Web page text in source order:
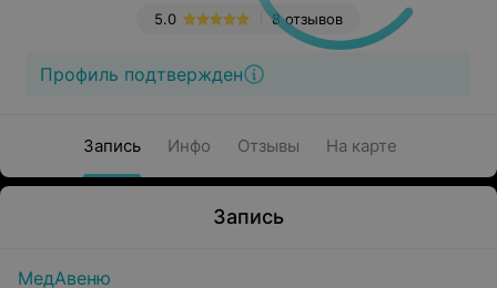
8 отзывов
5.0
Профиль подтвержден
Запись Инфо Отзывы На карте
Запись
МедАвеню